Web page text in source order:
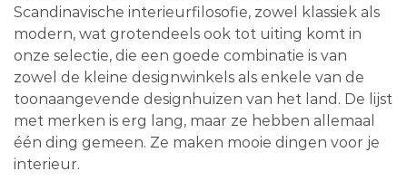
Scandinavische interieurfilosofie, zowel klassiek als
modern, wat grotendeels ook tot uiting komt in
onze selectie, die een goede combinatie is van
zowel de kleine designwinkels als enkele van de
toonaangevende designhuizen van het land. De lijst
met merken is erg lang, maar ze hebben allemaal
één ding gemeen. Ze maken mooie dingen voor je
interieur.